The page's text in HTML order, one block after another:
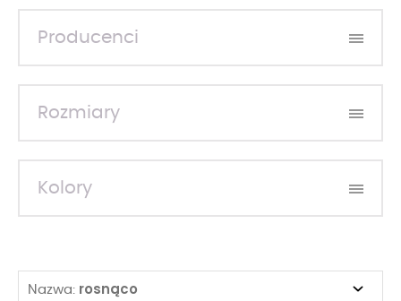
Producenci
Rozmiary
Kolory
Nazwa: rosnąco